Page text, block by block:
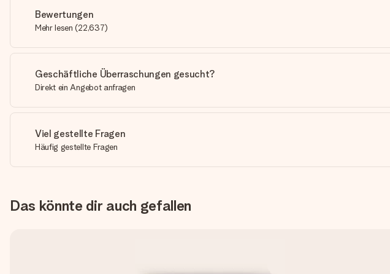
Bewertungen
Mehr lesen (22,637)
Geschäftliche Überraschungen gesucht?
Direkt ein Angebot anfragen
Viel gestellte Fragen
Häufig gestellte Fragen
Das könnte dir auch gefallen